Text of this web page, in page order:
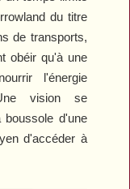
du titre
de transports,
obéir qu'à une
l'énergie
vision se
boussole d'une
d'accéder à